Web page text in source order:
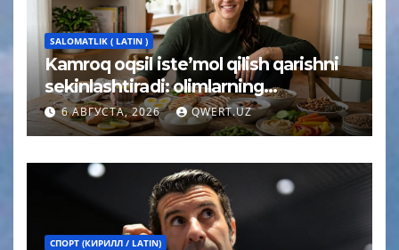
SALOMATLIK ( LATIN )
Kamroq oqsil iste’mol qilish qarishni
sekinlashtiradi: olimlarning
kutilmagan xulosasi
6 АВГУСТА, 2026 QWERT.UZ
СПОРТ (КИРИЛЛ / LATIN)